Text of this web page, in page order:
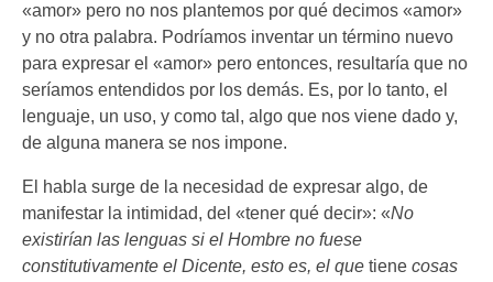
«amor» pero no nos plantemos por qué decimos «amor»
y no otra palabra. Podríamos inventar un término nuevo
para expresar el «amor» pero entonces, resultaría que no
seríamos entendidos por los demás. Es, por lo tanto, el
lenguaje, un uso, y como tal, algo que nos viene dado y,
de alguna manera se nos impone.
El habla surge de la necesidad de expresar algo, de
manifestar la intimidad, del «tener qué decir»: «No
existirían las lenguas si el Hombre no fuese
constitutivamente el Dicente, esto es, el que tiene cosas